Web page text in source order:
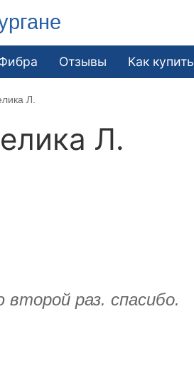
Отзывы Как купить
Л.
Л.
раз. спасибо.